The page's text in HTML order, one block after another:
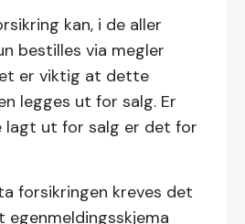
kan, i de aller
bestilles via megler
er viktig at dette
legges ut for salg. Er
lagt ut for salg er det for
forsikringen kreves det